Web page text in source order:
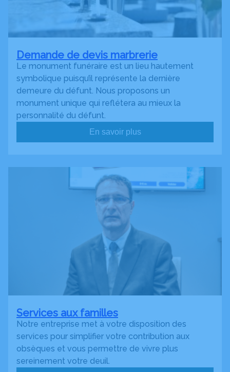
Demande de devis marbrerie
Le monument funéraire est un lieu hautement
symbolique puisqu’il représente la dernière
demeure du défunt. Nous proposons un
monument unique qui reflétera au mieux la
personnalité du défunt.
En savoir plus
Services aux familles
Notre entreprise met à votre disposition des
services pour simplifier votre contribution aux
obsèques et vous permettre de vivre plus
sereinement votre deuil.